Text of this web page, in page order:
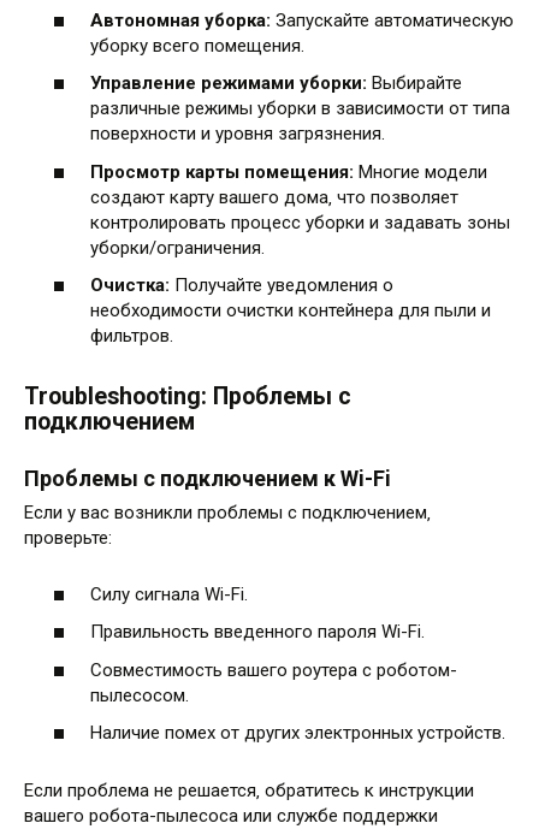
Автономная уборка: Запускайте автоматическую
уборку всего помещения.
Управление режимами уборки: Выбирайте
различные режимы уборки в зависимости от типа
поверхности и уровня загрязнения.
Просмотр карты помещения: Многие модели
создают карту вашего дома‚ что позволяет
контролировать процесс уборки и задавать зоны
уборки/ограничения.
Очистка: Получайте уведомления о
необходимости очистки контейнера для пыли и
фильтров.
Troubleshooting: Проблемы с
подключением
Проблемы с подключением к Wi-Fi
Если у вас возникли проблемы с подключением‚
проверьте:
Силу сигнала Wi-Fi.
Правильность введенного пароля Wi-Fi.
Совместимость вашего роутера с роботом-
пылесосом.
Наличие помех от других электронных устройств.
Если проблема не решается‚ обратитесь к инструкции
вашего робота-пылесоса или службе поддержки